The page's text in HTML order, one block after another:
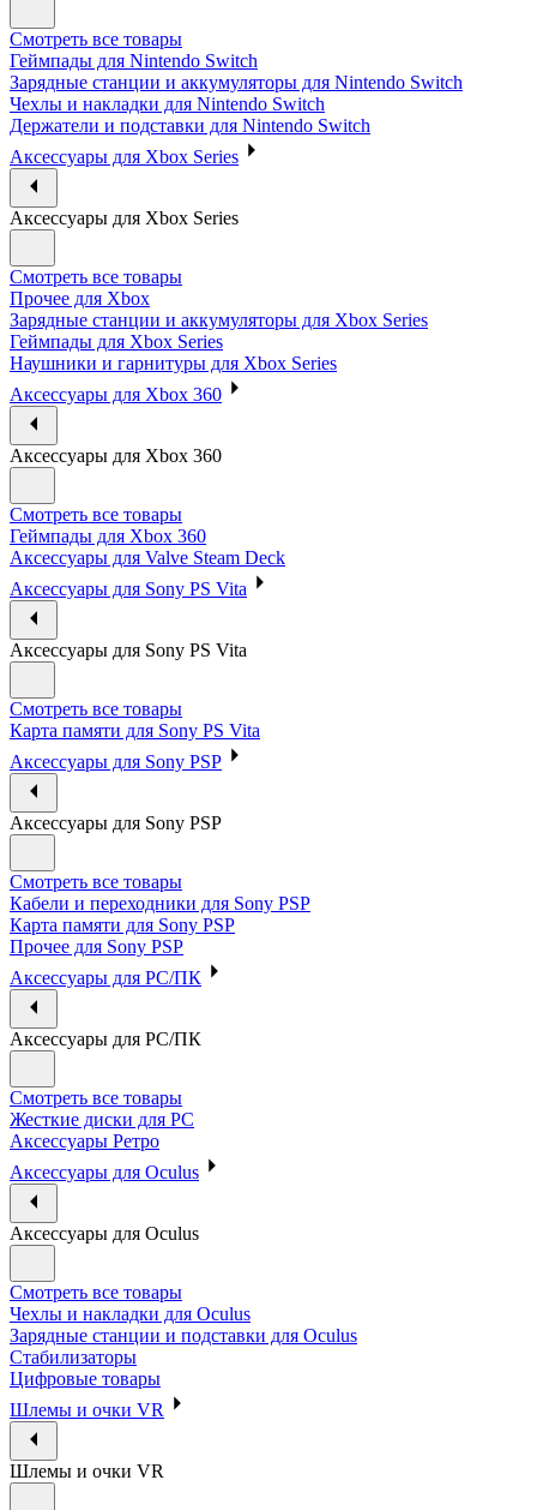
Смотреть все товары
Геймпады для Nintendo Switch
Зарядные станции и аккумуляторы для Nintendo Switch
Чехлы и накладки для Nintendo Switch
Держатели и подставки для Nintendo Switch
Аксессуары для Xbox Series
Аксессуары для Xbox Series
Смотреть все товары
Прочее для Xbox
Зарядные станции и аккумуляторы для Xbox Series
Геймпады для Xbox Series
Наушники и гарнитуры для Xbox Series
Аксессуары для Xbox 360
Аксессуары для Xbox 360
Смотреть все товары
Геймпады для Xbox 360
Аксессуары для Valve Steam Deck
Аксессуары для Sony PS Vita
Аксессуары для Sony PS Vita
Смотреть все товары
Карта памяти для Sony PS Vita
Аксессуары для Sony PSP
Аксессуары для Sony PSP
Смотреть все товары
Кабели и переходники для Sony PSP
Карта памяти для Sony PSP
Прочее для Sony PSP
Аксессуары для PC/ПК
Аксессуары для PC/ПК
Смотреть все товары
Жесткие диски для PC
Аксессуары Ретро
Аксессуары для Oculus
Аксессуары для Oculus
Смотреть все товары
Чехлы и накладки для Oculus
Зарядные станции и подставки для Oculus
Стабилизаторы
Цифровые товары
Шлемы и очки VR
Шлемы и очки VR